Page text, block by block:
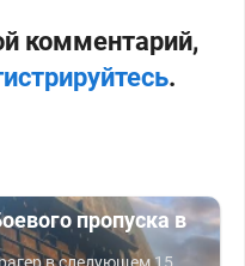
комментарий,
.
пропуска в